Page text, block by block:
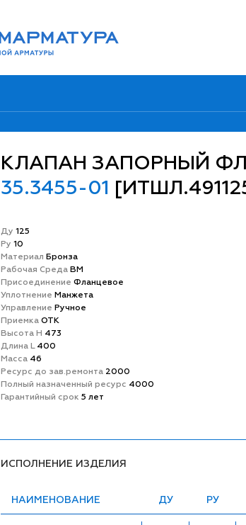
КЛАПАН ЗАПОРНЫЙ
35.3455-01
Ду 125
Ру 10
Матeриал Бронза
Рабочая Среда ВМ
Присоединение Фланцевое
Уплотнение Манжета
Управление Ручное
Приемка ОТК
Высота H 473
Длина L 400
Масса 46
Ресурс до зав.ремонта 2000
Полный назначенный ресурс 4000
Гарантийный срок 5 лет
ИСПОЛНЕНИЕ ИЗДЕЛИЯ
НАИМЕНОВАНИЕ ДУ РУ